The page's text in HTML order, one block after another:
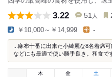
3.22 51 人
￥10,000～￥14,999 -
...麻布十番に出来た小綺麗な8名着席
などにも最適で使い勝手良き。和食で
木
金 土